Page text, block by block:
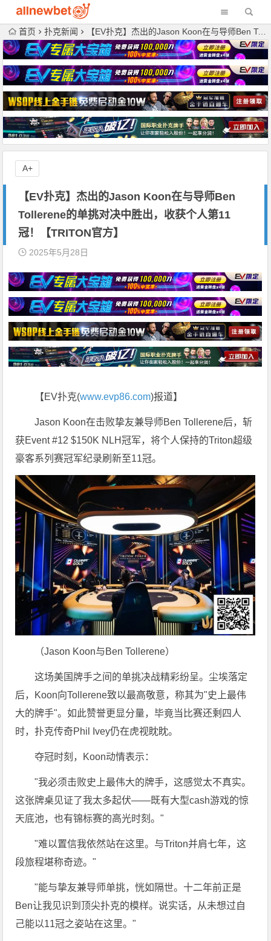
首页 扑克新闻 【EV扑克】杰出的Jason Koon在与导师Ben Tollerene的单挑对决中胜出，收获个人第11冠！【TRITON官方】
【EV扑克】杰出的Jason Koon在与导师Ben
Tollerene的单挑对决中胜出，收获个人第11
冠！【TRITON官方】
2025年5月28日
【EV扑克(www.evp86.com)报道】
Jason Koon在击败挚友兼导师Ben Tollerene后，斩
获Event #12 $150K NLH冠军，将个人保持的Triton超级
豪客系列赛冠军纪录刷新至11冠。
（Jason Koon与Ben Tollerene）
这场美国牌手之间的单挑决战精彩纷呈。尘埃落定
后，Koon向Tollerene致以最高敬意，称其为"史上最伟
大的牌手"。如此赞誉更显分量，毕竟当比赛还剩四人
时，扑克传奇Phil Ivey仍在虎视眈眈。
夺冠时刻，Koon动情表示：
"我必须击败史上最伟大的牌手，这感觉太不真实。
这张牌桌见证了我太多起伏——既有大型cash游戏的惊
天底池，也有锦标赛的高光时刻。"
"难以置信我依然站在这里。与Triton并肩七年，这
段旅程堪称奇迹。"
"能与挚友兼导师单挑，恍如隔世。十二年前正是
Ben让我见识到顶尖扑克的模样。说实话，从未想过自
己能以11冠之姿站在这里。"
A+